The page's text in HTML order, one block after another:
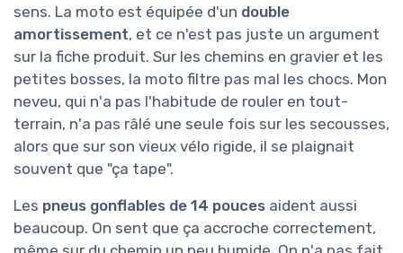
sens. La moto est équipée d'un double
amortissement, et ce n'est pas juste un argument
sur la fiche produit. Sur les chemins en gravier et les
petites bosses, la moto filtre pas mal les chocs. Mon
neveu, qui n'a pas l'habitude de rouler en tout-
terrain, n'a pas râlé une seule fois sur les secousses,
alors que sur son vieux vélo rigide, il se plaignait
souvent que "ça tape".
Les pneus gonflables de 14 pouces aident aussi
beaucoup. On sent que ça accroche correctement,